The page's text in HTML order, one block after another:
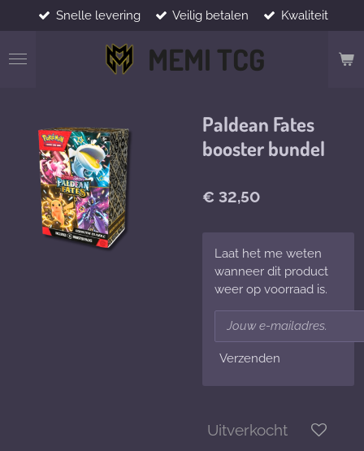
direct
naar
MEMI TCG
Snelle levering Veilig betalen Kwaliteit
Paldean Fates
booster bundel
€ 32,50
Laat het me weten
wanneer dit product
weer op voorraad is.
Verzenden
Uitverkocht